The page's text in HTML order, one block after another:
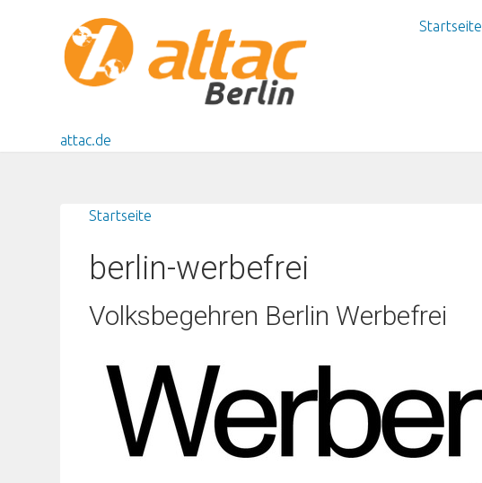
attac.de
Startseite
Startseite
berlin-werbefrei
Volksbegehren Berlin Werbefrei